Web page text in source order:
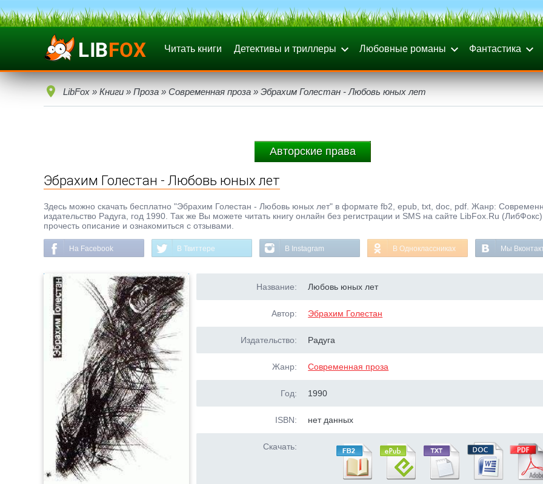
Читать книги Детективы и триллеры Любовные романы Фантастика
LibFox » Книги » Проза » Современная проза » Эбрахим Голестан - Любовь юных лет
Авторские права
Эбрахим Голестан - Любовь юных лет
Здесь можно скачать бесплатно "Эбрахим Голестан - Любовь юных лет" в формате fb2, epub, txt, doc, pdf. Жанр:
издательство Радуга, год 1990. Так же Вы можете читать книгу онлайн без регистрации и SMS на сайте LibFox.Ru
прочесть описание и ознакомиться с отзывами.
На Facebook В Твиттере В Instagram В Одноклассниках Мы
Название: Любовь юных лет
Автор: Эбрахим Голестан
Издательство: Радуга
Жанр: Современная проза
Год: 1990
ISBN: нет данных
Скачать: